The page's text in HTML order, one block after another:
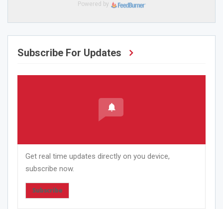
Powered by
Subscribe For Updates
Get real time updates directly on you device,
subscribe now.
Subscribe